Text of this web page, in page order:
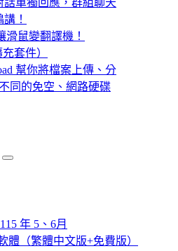
話單獨回應，群組聊天
！
滑鼠變翻譯機！
充套件）
幫你將檔案上傳、分
同的免空、網路硬碟
Search
年 5、6月
體（繁體中文版+免費版）